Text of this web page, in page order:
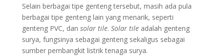
Selain berbagai tipe genteng tersebut, masih ada pula
berbagai tipe genteng lain yang menarik, seperti
genteng PVC, dan solar tile. Solar tileadalah genteng
surya, fungsinya sebagai genteng sekaligus sebagai
sumber pembangkit listrik tenaga surya.